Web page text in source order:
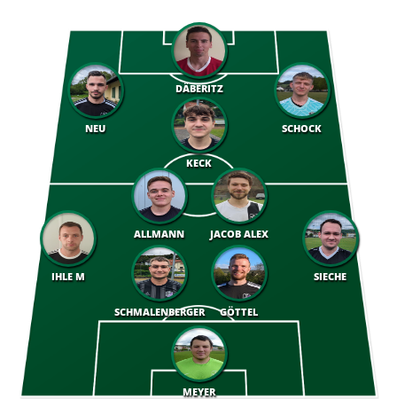
MEYER
IHLE M
SCHMALENBERGER GÖTTEL
SIECHE
ALLMANN JACOB ALEX
NEU
KECK
SCHOCK
DÄBERITZ